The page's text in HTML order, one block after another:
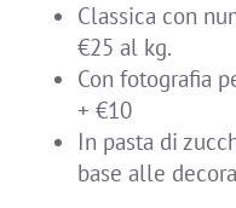
Classica con
€25 al kg.
Con fotografia
+ €10
In pasta di
base alle